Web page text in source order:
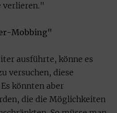
verlieren."
Mobbing"
ausführte, könne es
versuchen, diese
könnten aber
die die Möglichkeiten